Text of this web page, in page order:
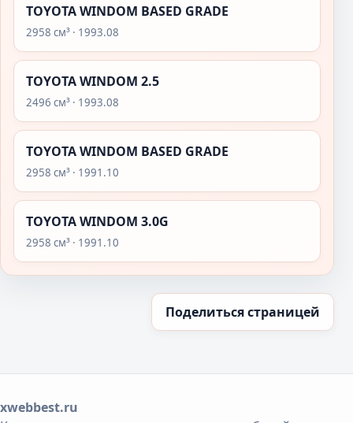
TOYOTA WINDOM BASED GRADE
2958 см³ · 1993.08
TOYOTA WINDOM 2.5
2496 см³ · 1993.08
TOYOTA WINDOM BASED GRADE
2958 см³ · 1991.10
TOYOTA WINDOM 3.0G
2958 см³ · 1991.10
Поделиться страницей
xwebbest.ru